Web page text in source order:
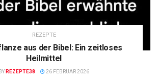
REZEPTE
aus der Bibel: Ein zeitloses
Heilmittel
BY REZEPTE38 26 FEBRUAR 2026